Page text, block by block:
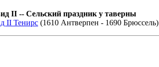
II -- Сельский праздник у таверны
II Тенирс (1610 Антверпен - 1690 Брюссель)